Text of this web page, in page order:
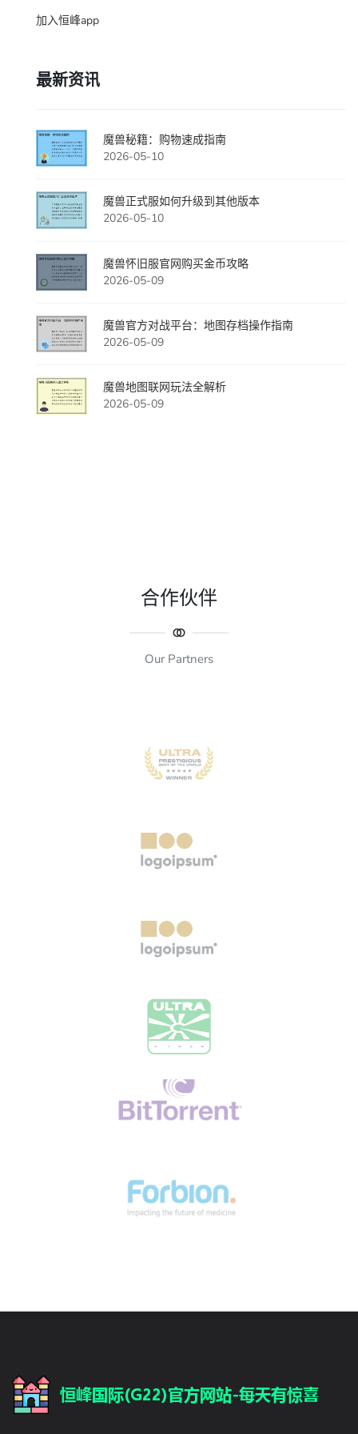
加入恒峰app
最新资讯
魔兽秘籍：购物速成指南
2026-05-10
魔兽正式服如何升级到其他版本
2026-05-10
魔兽怀旧服官网购买金币攻略
2026-05-09
魔兽官方对战平台：地图存档操作指南
2026-05-09
魔兽地图联网玩法全解析
2026-05-09
合作伙伴
Our Partners